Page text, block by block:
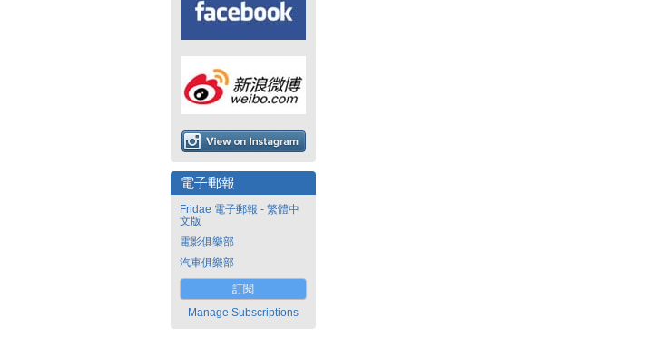
電子郵報
Fridae 電子郵報 - 繁體中
文版
電影俱樂部
汽車俱樂部
訂閱
Manage Subscriptions